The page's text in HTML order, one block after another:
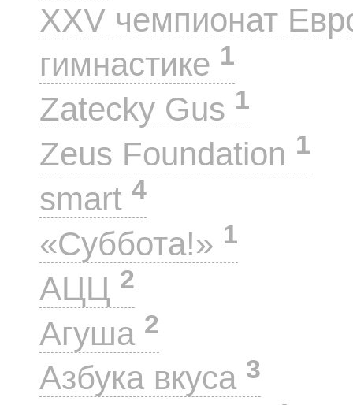
XXV чемпионат
гимнастике 1
Zatecky Gus 1
Zeus Foundation 1
smart 4
«Суббота!» 1
АЦЦ 2
Агуша 2
Азбука вкуса 3